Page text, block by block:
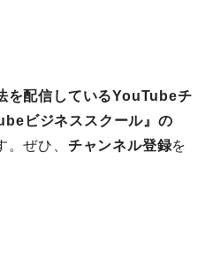
を配信しているYouTubeチ
ビジネススクール』の
。ぜひ、 チャンネル登録を